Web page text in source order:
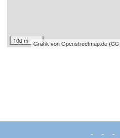
100 m Grafik vonOpenstreetmap.de(